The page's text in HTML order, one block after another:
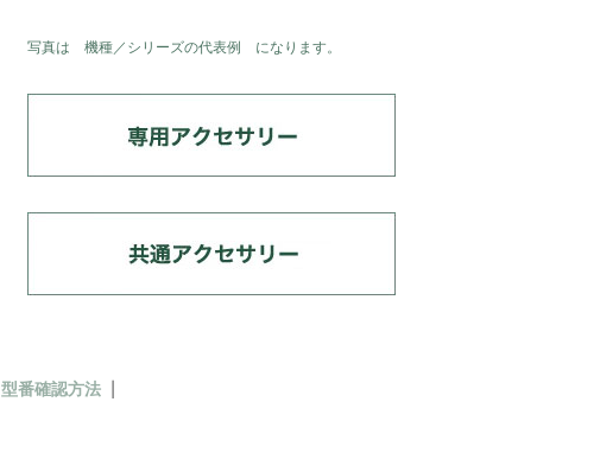
写真は 機種／シリーズの代表例 になります。
型番確認方法